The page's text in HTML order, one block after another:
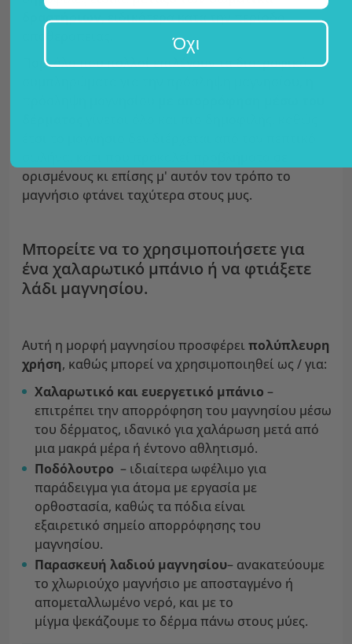
δραστήριων, ειδικότερα κατά την περίοδο
Παρ' όλο που πολλοί επιλέγουν τα διατροφικά
ορισμένους κι επίσης μ' αυτόν τον τρόπο το
μαγνήσιο φτάνει ταχύτερα στους μυς.
Μπορείτε να το χρησιμοποιήσετε για
ένα χαλαρωτικό μπάνιο ή να φτιάξετε
λάδι μαγνησίου.
Αυτή η μορφή μαγνησίου προσφέρειπολύπλευρη
χρήση, καθώς μπορεί να χρησιμοποιηθεί ως / για:
Χαλαρωτικό και ευεργετικό μπάνιο –
επιτρέπει την απορρόφηση του μαγνησίου μέσω
του δέρματος, ιδανικό για χαλάρωση μετά από
μια μακρά μέρα ή έντονο αθλητισμό.
Ποδόλουτρο – ιδιαίτερα ωφέλιμο για
παράδειγμα για άτομα με εργασία με
ορθοστασία, καθώς τα πόδια είναι
εξαιρετικό σημείο απορρόφησης του
μαγνησίου.
Παρασκευή λαδιού μαγνησίου– ανακατεύουμε
το χλωριούχο μαγνήσιο με αποσταγμένο ή
απομεταλλωμένο νερό, και με το
μίγμα ψεκάζουμε το δέρμα πάνω στους μύες.
Όχι